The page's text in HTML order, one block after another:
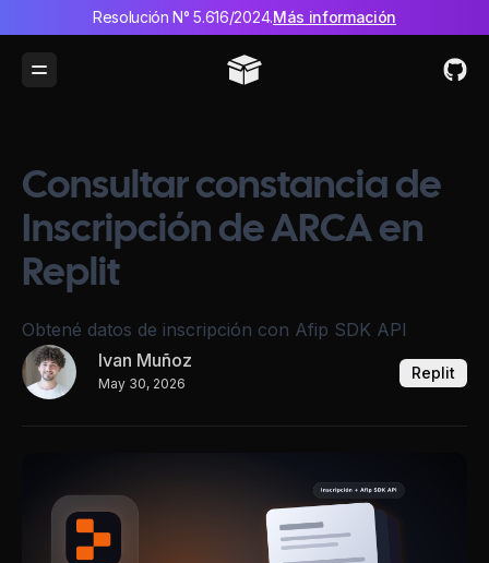
Resolución N° 5.616/2024.Más información
Toggle Menu
Consultar constancia de
Inscripción de ARCA en
Replit
Obtené datos de inscripción con Afip SDK API
Ivan Muñoz
May 30, 2026
Replit